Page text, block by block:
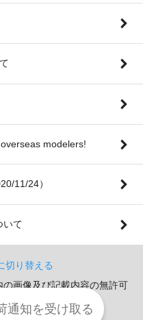
modelers!
11/24）
いて
切り替える
画像及び記載内容の無許可
通知を受け取る